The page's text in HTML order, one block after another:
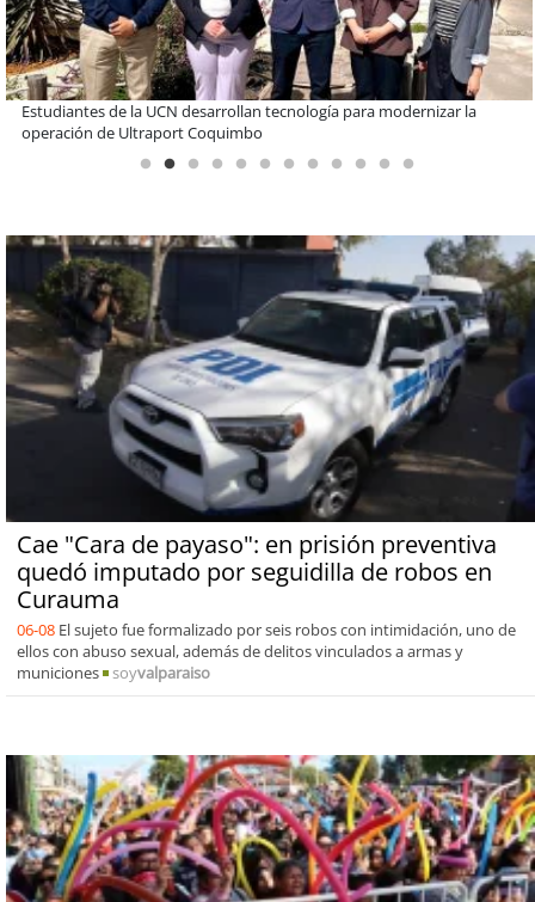
Educación y colaboración público-privada se toman La Araucanía:
encuentro reunió a líderes para abordar las brechas y oportunidades
Cae "Cara de payaso": en prisión preventiva
quedó imputado por seguidilla de robos en
Curauma
06-08 El sujeto fue formalizado por seis robos con intimidación, uno de
ellos con abuso sexual, además de delitos vinculados a armas y
municiones
soyvalparaiso